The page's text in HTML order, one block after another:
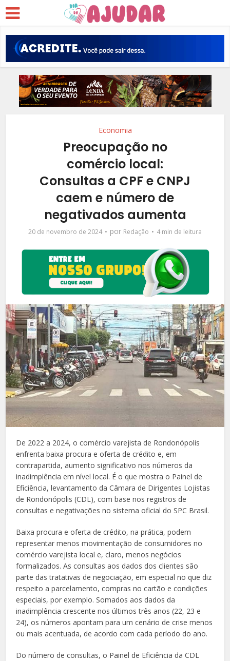
Economia
Preocupação no
comércio local:
Consultas a CPF e CNPJ
caem e número de
negativados aumenta
20 de novembro de 2024 por Redação 4 min de leitura
De 2022 a 2024, o comércio varejista de Rondonópolis
enfrenta baixa procura e oferta de crédito e, em
contrapartida, aumento significativo nos números da
inadimplência em nível local. É o que mostra o Painel de
Eficiência, levantamento da Câmara de Dirigentes Lojistas
de Rondonópolis (CDL), com base nos registros de
consultas e negativações no sistema oficial do SPC Brasil.
Baixa procura e oferta de crédito, na prática, podem
representar menos movimentação de consumidores no
comércio varejista local e, claro, menos negócios
formalizados. As consultas aos dados dos clientes são
parte das tratativas de negociação, em especial no que diz
respeito a parcelamento, compras no cartão e condições
especiais, por exemplo. Somados aos dados da
inadimplência crescente nos últimos três anos (22, 23 e
24), os números apontam para um cenário de crise menos
ou mais acentuada, de acordo com cada período do ano.
Do número de consultas, o Painel de Eficiência da CDL